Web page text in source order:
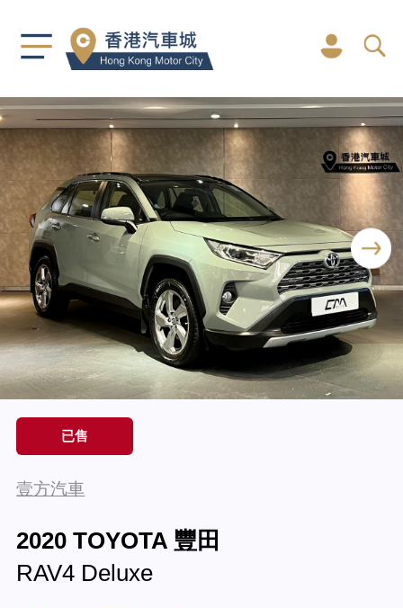
已售
壹方汽車
2020 TOYOTA 豐田
RAV4 Deluxe